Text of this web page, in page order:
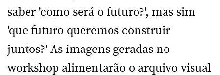
saber 'como será o futuro?', mas sim
'que futuro queremos construir
juntos?' As imagens geradas no
workshop alimentarão o arquivo visual